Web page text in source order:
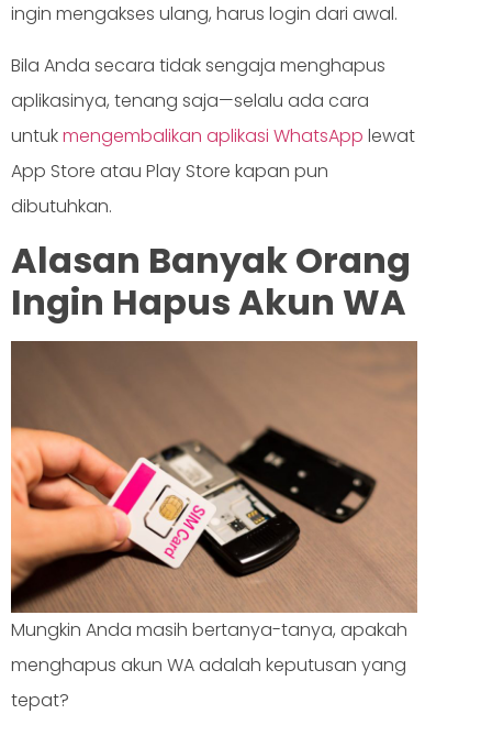
ingin mengakses ulang, harus login dari awal.
Bila Anda secara tidak sengaja menghapus
aplikasinya, tenang saja—selalu ada cara
untukmengembalikan aplikasi WhatsApp lewat
App Store atau Play Store kapan pun
dibutuhkan.
Alasan Banyak Orang
Ingin Hapus Akun WA
Mungkin Anda masih bertanya-tanya, apakah
menghapus akun WA adalah keputusan yang
tepat?